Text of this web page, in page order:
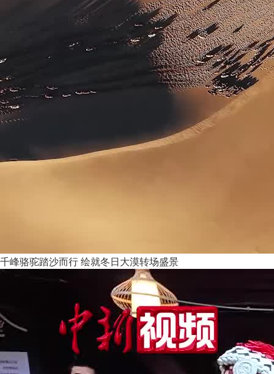
千峰骆驼踏沙而行 绘就冬日大漠转场盛景